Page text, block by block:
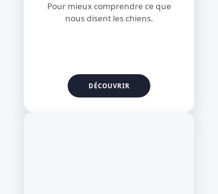
Pour mieux comprendre ce que
nous disent les chiens.